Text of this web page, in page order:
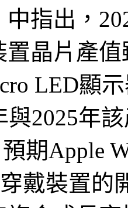
指出，
晶片產
LED顯
與2025年
期Apple
戴裝置的